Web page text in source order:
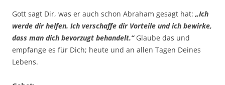
Gott sagt Dir, was er auch schon Abraham gesagt hat: „Ich
werde dir helfen. Ich verschaffe dir Vorteile und ich bewirke,
dass man dich bevorzugt behandelt.“Glaube das und
empfange es für Dich; heute und an allen Tagen Deines
Lebens.